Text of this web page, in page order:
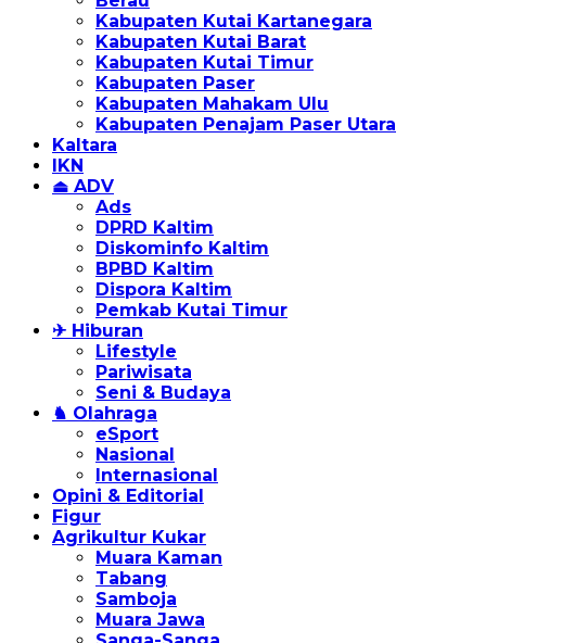
Kabupaten Kutai Kartanegara
Kabupaten Kutai Barat
Kabupaten Kutai Timur
Kabupaten Paser
Kabupaten Mahakam Ulu
Kabupaten Penajam Paser Utara
Kaltara
IKN
⏏ ADV
Ads
DPRD Kaltim
Diskominfo Kaltim
BPBD Kaltim
Dispora Kaltim
Pemkab Kutai Timur
✈ Hiburan
Lifestyle
Pariwisata
Seni & Budaya
♞ Olahraga
eSport
Nasional
Internasional
Opini & Editorial
Figur
Agrikultur Kukar
Muara Kaman
Tabang
Samboja
Muara Jawa